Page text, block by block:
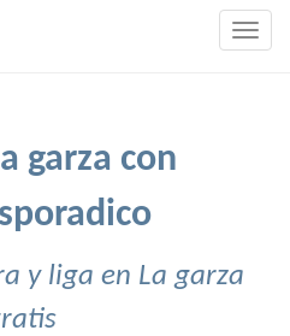
garza con
y liga en La garza